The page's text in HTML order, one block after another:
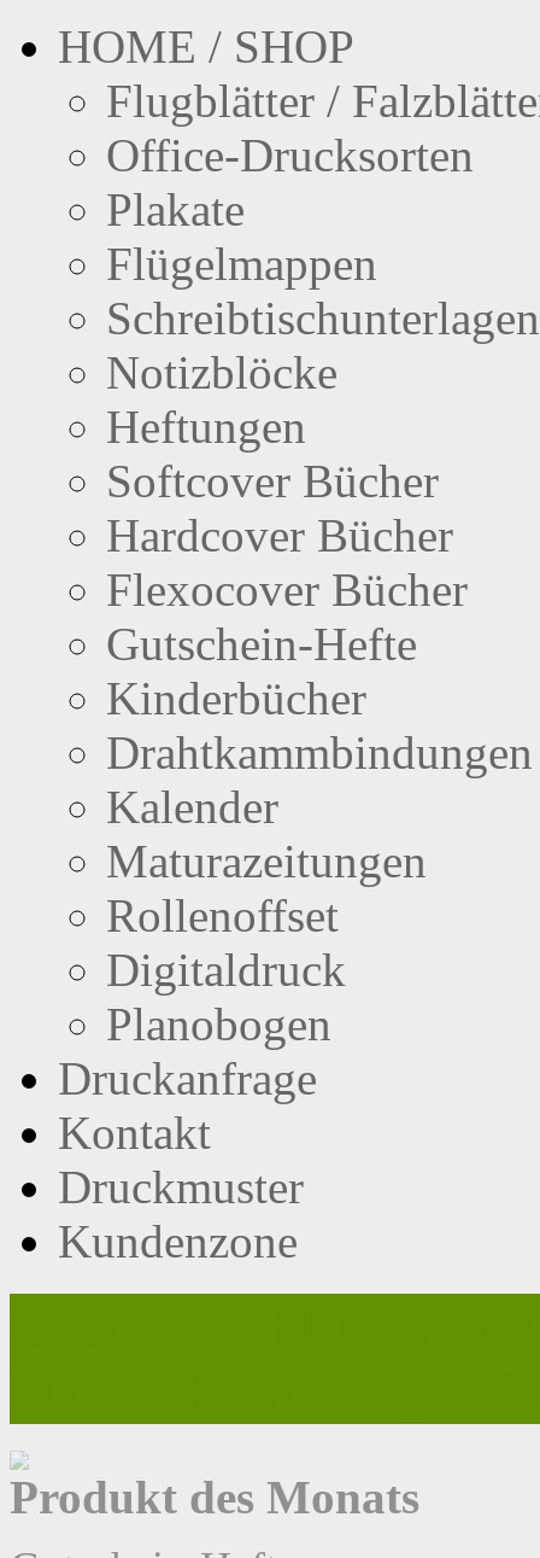
HOME / SHOP
Flugblätter /
Office-Drucksorten
Plakate
Flügelmappen
Schreibtischunterlagen
Notizblöcke
Heftungen
Softcover Bücher
Hardcover Bücher
Flexocover Bücher
Gutschein-Hefte
Kinderbücher
Drahtkammbindungen
Kalender
Maturazeitungen
Rollenoffset
Digitaldruck
Planobogen
Druckanfrage
Kontakt
Druckmuster
Kundenzone
Profitieren Sie von unserer